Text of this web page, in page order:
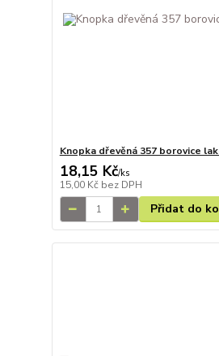
Knopka dřevěná 357 borovice
18,15 Kč/ks
15,00 Kč bez DPH
Přidat do